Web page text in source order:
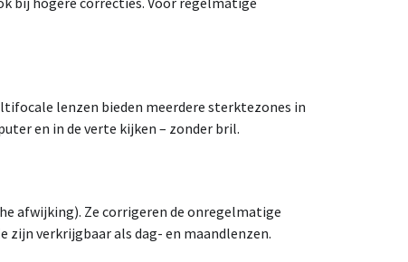
lenzen bieden meerdere sterktezones in
en in de verte kijken – zonder bril.
afwijking). Ze corrigeren de onregelmatige
zijn verkrijgbaar als dag- en maandlenzen.